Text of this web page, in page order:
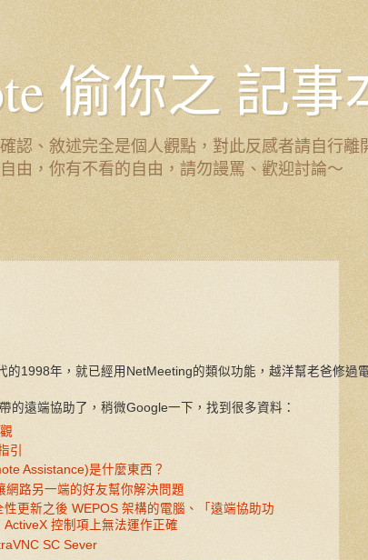
偷你之 記事
認、敘述完全是個人觀點，對此反感者請自行
由，你有不看的自由，請勿謾罵、歡迎討論～
的1998年，就已經用NetMeeting的類似功能，越洋幫老爸修過
的遠端協助了，稍微Google一下，找到很多資料：
引
Assistance)是什麼東西？
網路另一端的好友幫你解決問題
更新之後 WEPOS 架構的電腦、「遠端協助功
控制項上無法運作正確
SC Sever